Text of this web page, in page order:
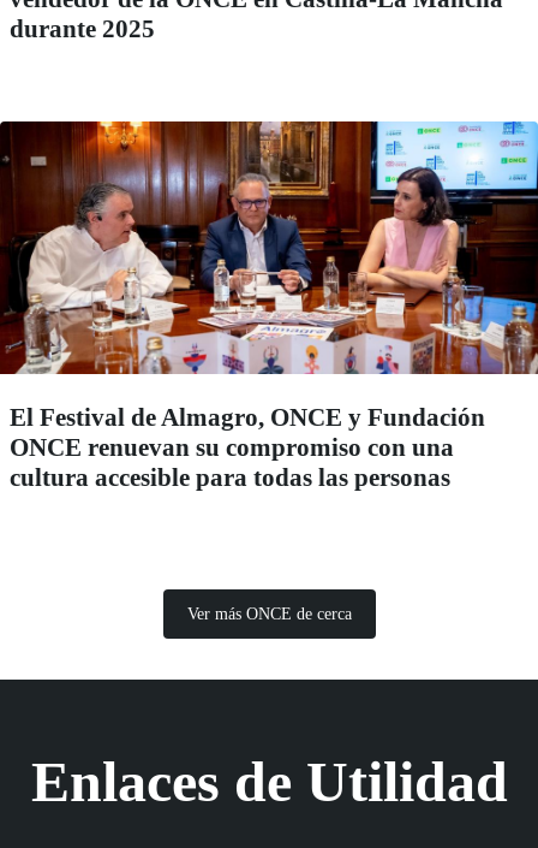
durante 2025
El Festival de Almagro, ONCE y Fundación
ONCE renuevan su compromiso con una
cultura accesible para todas las personas
Ver más ONCE de cerca
Enlaces de Utilidad